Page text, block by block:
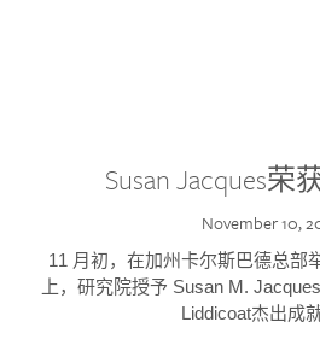
Susan Jacques荣
November 10,
11 月初，在加州卡尔斯巴德总部
上，研究院授予 Susan M.
Liddicoat杰出成